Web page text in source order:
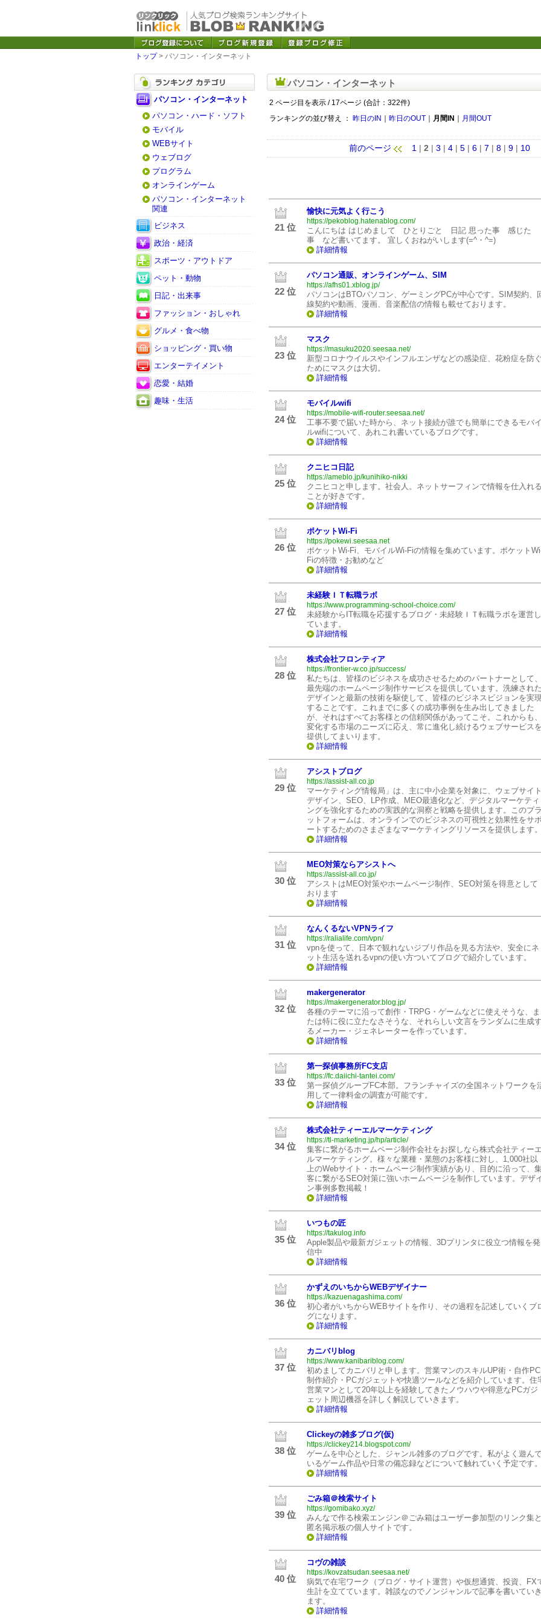
トップ> パソコン・インターネット
パソコン・インターネット
パソコン・ハード・ソフト
モバイル
WEBサイト
ウェブログ
プログラム
オンラインゲーム
パソコン・インターネット
関連
ビジネス
政治・経済
スポーツ・アウトドア
ペット・動物
日記・出来事
ファッション・おしゃれ
グルメ・食べ物
ショッピング・買い物
エンターテイメント
恋愛・結婚
趣味・生活
パソコン・インターネット
2 ページ目を表示 / 17ページ (合計：322件)
ランキングの並び替え ： 昨日のIN 昨日のOUT 月間IN
月間OUT
前のページ 1 | 2 | 3 | 4 | 5 | 6 | 7 | 8 | 9 | 10
21 位
愉快に元気よく行こう
https://pekoblog.hatenablog.com/
こんにちは はじめまして ひとりごと 日記 思った事 感じた
事 など書いてます。 宜しくおねがいします(=^・^=)
詳細情報
22 位
パソコン通販、オンラインゲーム、SIM
https://afhs01.xblog.jp/
パソコンはBTOパソコン、ゲーミングPCが中心です。SIM契約、
線契約や動画、漫画、音楽配信の情報も載せております。
詳細情報
23 位
マスク
https://masuku2020.seesaa.net/
新型コロナウイルスやインフルエンザなどの感染症、花粉症を防ぐ
ためにマスクは大切。
詳細情報
24 位
モバイルwifi
https://mobile-wifi-router.seesaa.net/
工事不要で届いた時から、ネット接続が誰でも簡単にできるモバイ
ルwifiについて、あれこれ書いているブログです。
詳細情報
25 位
クニヒコ日記
https://ameblo.jp/kunihiko-nikki
クニヒコと申します。社会人。ネットサーフィンで情報を仕入れる
ことが好きです。
詳細情報
26 位
ポケットWi-Fi
https://pokewi.seesaa.net
ポケットWi-Fi、モバイルWi-Fiの情報を集めています。ポケット
Fiの特徴・お勧めなど
詳細情報
27 位
未経験ＩＴ転職ラボ
https://www.programming-school-choice.com/
未経験からIT転職を応援するブログ・未経験ＩＴ転職ラボを運営し
ています。
詳細情報
28 位
株式会社フロンティア
https://frontier-w.co.jp/success/
私たちは、皆様のビジネスを成功させるためのパートナーとして、
最先端のホームページ制作サービスを提供しています。洗練された
デザインと最新の技術を駆使して、皆様のビジネスビジョンを実
することです。これまでに多くの成功事例を生み出してきました
が、それはすべてお客様との信頼関係があってこそ。これからも、
変化する市場のニーズに応え、常に進化し続けるウェブサービスを
提供してまいります。
詳細情報
29 位
アシストブログ
https://assist-all.co.jp
マーケティング情報局」は、主に中小企業を対象に、ウェブサイト
デザイン、SEO、LP作成、MEO最適化など、デジタルマーケティ
ングを強化するための実践的な洞察と戦略を提供します。このプラ
ットフォームは、オンラインでのビジネスの可視性と効果性をサポ
ートするためのさまざまなマーケティングリソースを提供します。
詳細情報
30 位
MEO対策ならアシストへ
https://assist-all.co.jp/
アシストはMEO対策やホームページ制作、SEO対策を得意として
おります
詳細情報
31 位
なんくるないVPNライフ
https://ralialife.com/vpn/
vpnを使って、日本で観れないジブリ作品を見る方法や、安全にネ
ット生活を送れるvpnの使い方ついてブログで紹介しています。
詳細情報
32 位
makergenerator
https://makergenerator.blog.jp/
各種のテーマに沿って創作・TRPG・ゲームなどに使えそうな、ま
たは特に役に立たなさそうな、それらしい文言をランダムに生成す
るメーカー・ジェネレーターを作っています。
詳細情報
33 位
第一探偵事務所FC支店
https://fc.daiichi-tantei.com/
第一探偵グループFC本部。フランチャイズの全国ネットワークを
用して一律料金の調査が可能です。
詳細情報
34 位
株式会社ティーエルマーケティング
https://tl-marketing.jp/hp/article/
集客に繋がるホームページ制作会社をお探しなら株式会社ティーエ
ルマーケティング。様々な業種・業態のお客様に対し、1,000社以
上のWebサイト・ホームページ制作実績があり、目的に沿って、集
客に繋がるSEO対策に強いホームページを制作しています。デザ
ン事例多数掲載！
詳細情報
35 位
いつもの匠
https://takulog.info
Apple製品や最新ガジェットの情報、3Dプリンタに役立つ情報を発
信中
詳細情報
36 位
かずえのいちからWEBデザイナー
https://kazuenagashima.com/
初心者がいちからWEBサイトを作り、その過程を記述していくブ
グになります。
詳細情報
37 位
カニバリblog
https://www.kanibariblog.com/
初めましてカニバリと申します。営業マンのスキルUP術・自作PC
制作紹介・PCガジェットや快適ツールなどを紹介しています。住
営業マンとして20年以上を経験してきたノウハウや得意なPCガジ
ェット周辺機器を詳しく解説していきます。
詳細情報
38 位
Clickeyの雑多ブログ(仮)
https://clickey214.blogspot.com/
ゲームを中心とした、ジャンル雑多のブログです。私がよく遊ん
いるゲーム作品や日常の備忘録などについて触れていく予定です。
詳細情報
39 位
ごみ箱＠検索サイト
https://gomibako.xyz/
みんなで作る検索エンジン＠ごみ箱はユーザー参加型のリンク集と
匿名掲示板の個人サイトです。
詳細情報
40 位
コヴの雑談
https://kovzatsudan.seesaa.net/
病気で在宅ワーク（ブログ・サイト運営）や仮想通貨、投資、FX
生計を立てています。雑談なのでノンジャンルで記事を書いていき
ます。
詳細情報